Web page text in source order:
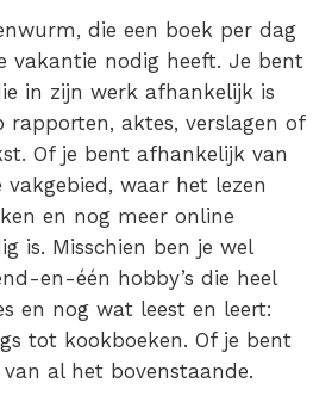
die een boek per dag
vakantie nodig heeft. Je bent
in zijn werk afhankelijk is
rapporten, aktes, verslagen of
Of je bent afhankelijk van
waar het lezen
en nog meer online
is. Misschien ben je wel
en-één hobby’s die heel
en nog wat leest en leert:
tot kookboeken. Of je bent
al het bovenstaande.